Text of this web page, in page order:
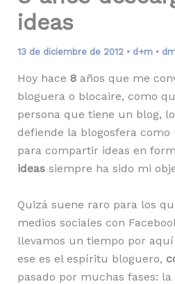
ideas
13 de diciembre de 2012 • d+m•
Hoy hace 8años que me
bloguera o blocaire, como
persona que tiene un blog,
defiende la blogosfera
para compartir ideas en
ideassiempre ha sido mi
Quizá suene raro para los
medios sociales con
llevamos un tiempo por
ese es el espíritu bloguero,
pasado por muchas fases: